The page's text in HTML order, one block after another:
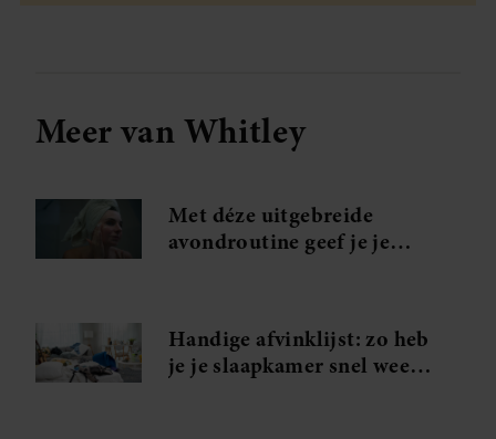
Meer van Whitley
Met déze uitgebreide
avondroutine geef je je
Handige afvinklijst: zo heb
je je slaapkamer snel weer